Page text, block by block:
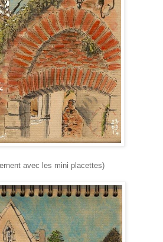
avec les mini placettes)